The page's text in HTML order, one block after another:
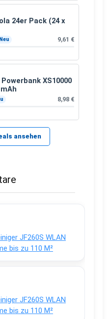
24er Pack (24 x
Neu 9,61 €
XS10000
8,98 €
ansehen
JF260S WLAN
bis zu 110 M²
JF260S WLAN
bis zu 110 M²